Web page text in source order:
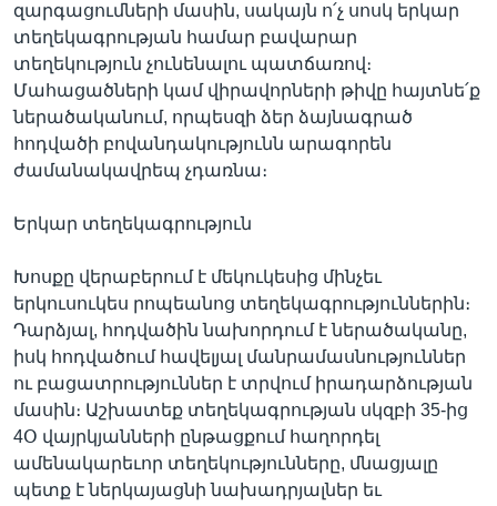
զարգացումների մասին, սակայն ո՛չ սոսկ երկար
տեղեկագրության համար բավարար
տեղեկություն չունենալու պատճառով։
Մահացածների կամ վիրավորների թիվը հայտնե՛ք
ներածականում, որպեսզի ձեր ձայնագրած
հոդվածի բովանդակությունն արագորեն
ժամանակավրեպ չդառնա։
Երկար տեղեկագրություն
Խոսքը վերաբերում է մեկուկեսից մինչեւ
երկուսուկես րոպեանոց տեղեկագրություններին։
Դարձյալ, հոդվածին նախորդում է ներածականը,
իսկ հոդվածում հավելյալ մանրամասնություններ
ու բացատրություններ է տրվում իրադարձության
մասին։ Աշխատեք տեղեկագրության սկզբի 35-ից
4Օ վայրկյանների ընթացքում հաղորդել
ամենակարեւոր տեղեկությունները, մնացյալը
պետք է ներկայացնի նախադրյալներ եւ